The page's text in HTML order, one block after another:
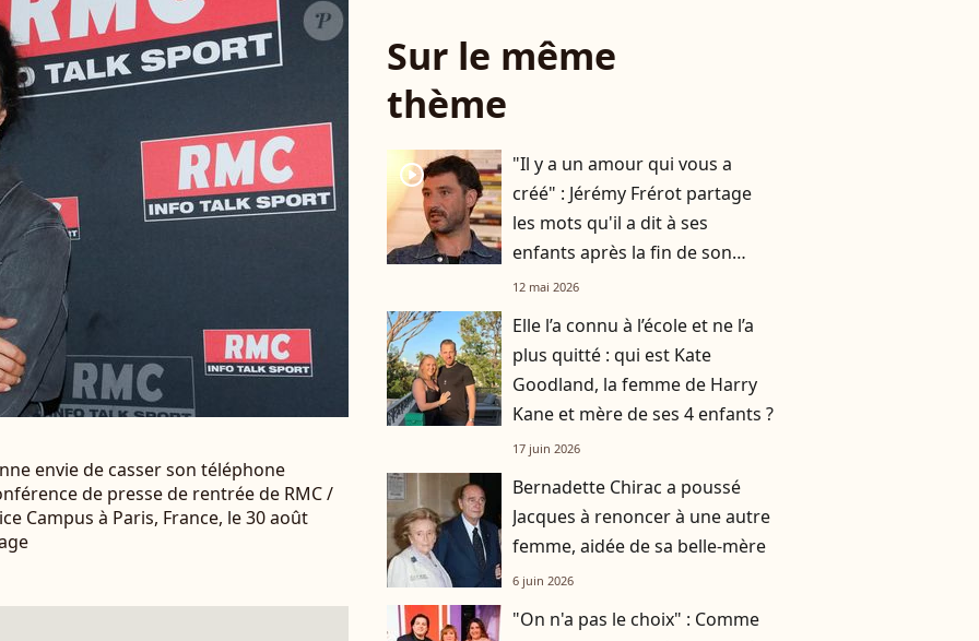
envie de casser son téléphone
de presse de rentrée de RMC /
Campus à Paris, France, le 30 août
Sur le même
thème
player2
"Il y a un amour qui vous a
créé" : Jérémy Frérot partage
les mots qu'il a dit à ses
enfants après la fin de son
histoire avec leur mère Laure
12 mai 2026
Elle l’a connu à l’école et ne l’a
plus quitté : qui est Kate
Goodland, la femme de Harry
Kane et mère de ses 4 enfants ?
17 juin 2026
Bernadette Chirac a poussé
Jacques à renoncer à une autre
femme, aidée de sa belle-mère
6 juin 2026
"On n'a pas le choix" : Comme